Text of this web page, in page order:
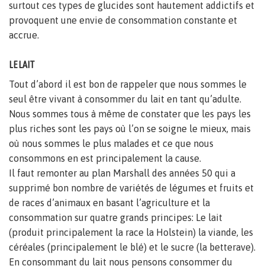
surtout ces types de glucides sont hautement addictifs et
provoquent une envie de consommation constante et
accrue.
LE LAIT
Tout d’abord il est bon de rappeler que nous sommes le
seul être vivant à consommer du lait en tant qu’adulte.
Nous sommes tous à même de constater que les pays les
plus riches sont les pays où l’on se soigne le mieux, mais
où nous sommes le plus malades et ce que nous
consommons en est principalement la cause.
Il faut remonter au plan Marshall des années 50 qui a
supprimé bon nombre de variétés de légumes et fruits et
de races d’animaux en basant l’agriculture et la
consommation sur quatre grands principes: Le lait
(produit principalement la race la Holstein) la viande, les
céréales (principalement le blé) et le sucre (la betterave).
En consommant du lait nous pensons consommer du